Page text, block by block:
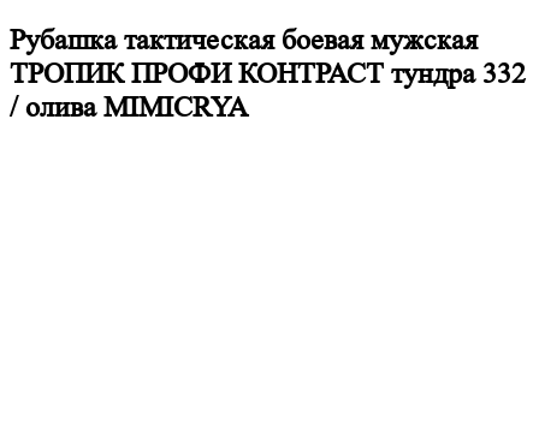
Рубашка тактическая боевая мужская
ТРОПИК ПРОФИ КОНТРАСТ тундра 332
/ олива MIMICRYA